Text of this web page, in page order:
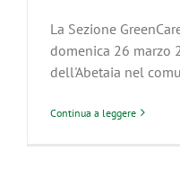
La Sezione
domenica 26 marzo
dell'Abetaia nel
Continua a leggere